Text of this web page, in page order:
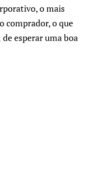
o mais
comprador, o que
esperar uma boa